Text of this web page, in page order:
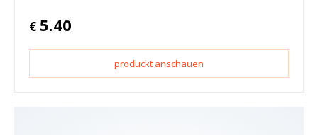
€ 5.40
produckt anschauen